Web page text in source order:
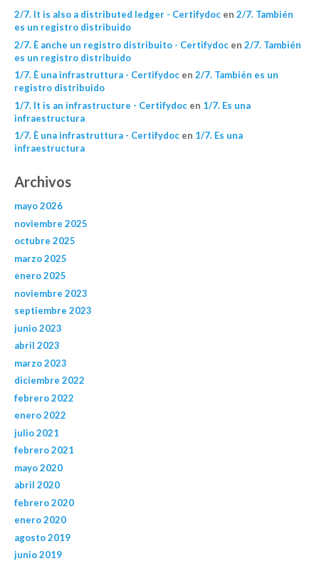
2/7. It is also a distributed ledger - Certifydocen 2/7. También
es un registro distribuido
2/7. È anche un registro distribuito - Certifydocen 2/7. También
es un registro distribuido
1/7. È una infrastruttura - Certifydocen 2/7. También es un
registro distribuido
1/7. It is an infrastructure - Certifydocen 1/7. Es una
infraestructura
1/7. È una infrastruttura - Certifydocen 1/7. Es una
infraestructura
Archivos
mayo 2026
noviembre 2025
octubre 2025
marzo 2025
enero 2025
noviembre 2023
septiembre 2023
junio 2023
abril 2023
marzo 2023
diciembre 2022
febrero 2022
enero 2022
julio 2021
febrero 2021
mayo 2020
abril 2020
febrero 2020
enero 2020
agosto 2019
junio 2019